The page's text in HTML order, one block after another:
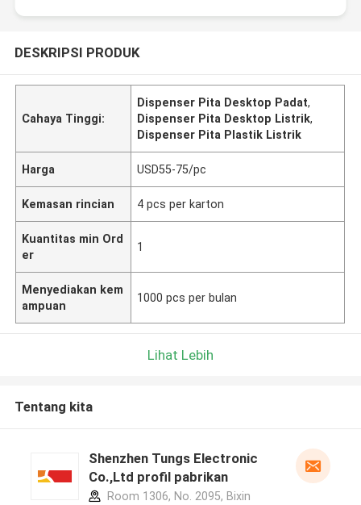
DESKRIPSI PRODUK
Cahaya Tinggi:
Dispenser Pita Desktop Padat,
Dispenser Pita Desktop Listrik,
Dispenser Pita Plastik Listrik
Harga USD55-75/pc
Kemasan rincian 4 pcs per karton
Kuantitas min Ord
er
1
Menyediakan kem
ampuan
1000 pcs per bulan
Lihat Lebih
Tentang kita
Shenzhen Tungs Electronic
Co.,Ltd profil pabrikan
Room 1306, No. 2095, Bixin